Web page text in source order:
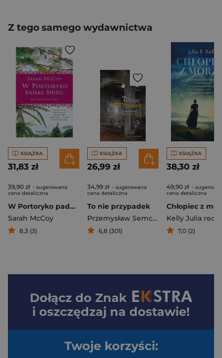
Z tego samego wydawnictwa
KSIĄŻKA
31,83 zł
39,90 zł - sugerowana
cena detaliczna
W Portoryko padał śnieg
Sarah McCoy
8,3 (3)
KSIĄŻKA
26,99 zł
34,99 zł - sugerowana
cena detaliczna
To nie przypadek
Przemysław Semczuk
6,8 (301)
KSIĄŻKA
38,30 zł
49,90 zł -
cena detaliczna
Chłopiec z
Kelly Julia red.
7,0 (2)
Dołącz do Znak
i oszczędzaj na dostawie!
Twoje korzyści: